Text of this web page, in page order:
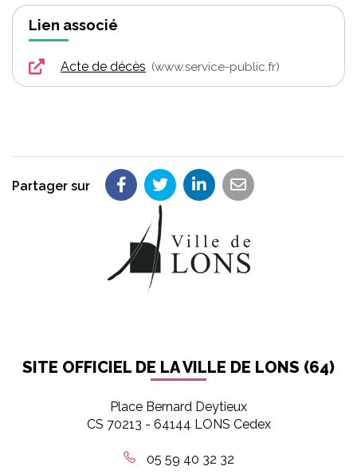
Lien associé
Acte de décès www.service-public.fr
Partager sur Partager sur Facebook
Partager sur Twitter
Partager sur LinkedIn
Partager par
SITE OFFICIEL DE LA VILLE DE LONS (64)
Place Bernard Deytieux
CS 70213 - 64144 LONS Cedex
05 59 40 32 32